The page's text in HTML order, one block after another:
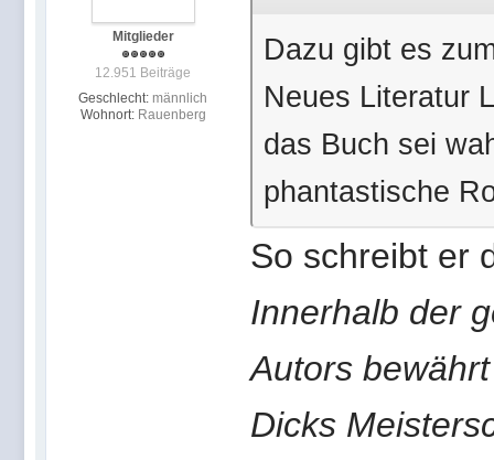
Mitglieder
12.951 Beiträge
Geschlecht: männlich
Wohnort: Rauenberg
Dazu gibt es
Neues Literatur
das Buch sei
phantastische
So schreibt er
Innerhalb der
Autors
Dicks